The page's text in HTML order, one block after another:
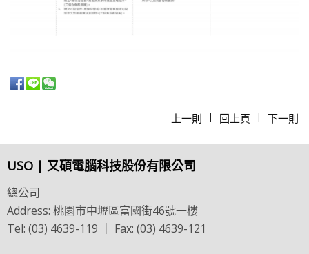
上一則 | 回上頁 | 下一則
USO | 又碩電腦科技股份有限公司
總公司
Address: 桃園市中壢區富國街46號一樓
Tel: (03) 4639-119 ｜ Fax: (03) 4639-121